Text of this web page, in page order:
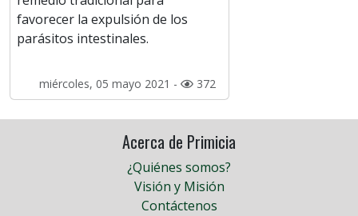
favorecer la expulsión de los
parásitos intestinales.
miércoles, 05 mayo 2021 - 372
Acerca de Primicia
¿Quiénes somos?
Visión y Misión
Contáctenos